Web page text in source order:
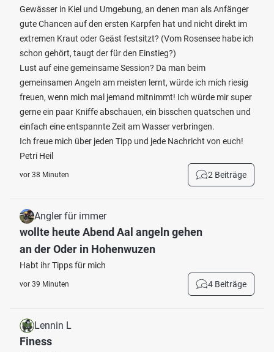
Gewässer in Kiel und Umgebung, an denen man als Anfänger
gute Chancen auf den ersten Karpfen hat und nicht direkt im
extremen Kraut oder Geäst festsitzt? (Vom Rosensee habe ich
schon gehört, taugt der für den Einstieg?)
Lust auf eine gemeinsame Session? Da man beim
gemeinsamen Angeln am meisten lernt, würde ich mich riesig
freuen, wenn mich mal jemand mitnimmt! Ich würde mir super
gerne ein paar Kniffe abschauen, ein bisschen quatschen und
einfach eine entspannte Zeit am Wasser verbringen.
Ich freue mich über jeden Tipp und jede Nachricht von euch!
Petri Heil
vor 38 Minuten 2 Beiträge
Angler für immer
wollte heute Abend Aal angeln gehen
an der Oder in Hohenwuzen
Habt ihr Tipps für mich
vor 39 Minuten 4 Beiträge
Lennin L
Finess